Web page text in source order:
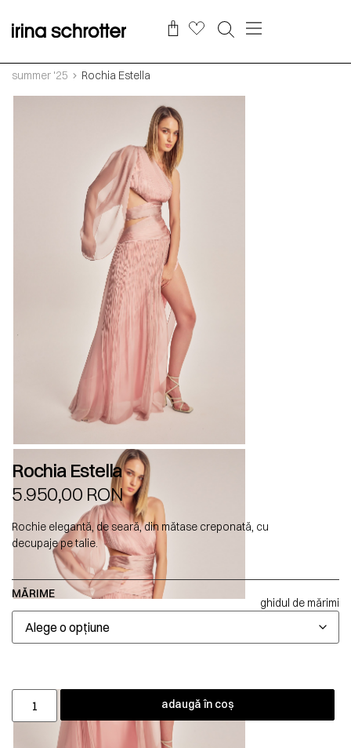
summer '25 Rochia Estella
Rochia Estella
5.950,00 RON
Rochie elegantă, de seară, din mătase creponată, cu
decupaje pe talie.
MĂRIME
ghidul de mărimi
adaugă în coș